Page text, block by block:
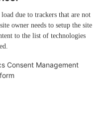
due to trackers that are not
owner needs to setup the site
to the list of technologies
Consent Management